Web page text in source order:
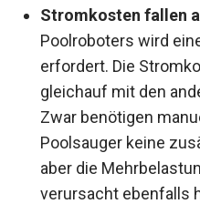
Stromkosten fallen
Poolroboters wird
erfordert. Die
gleichauf mit den
Zwar benötigen
Poolsauger keine
aber die
verursacht ebenfalls